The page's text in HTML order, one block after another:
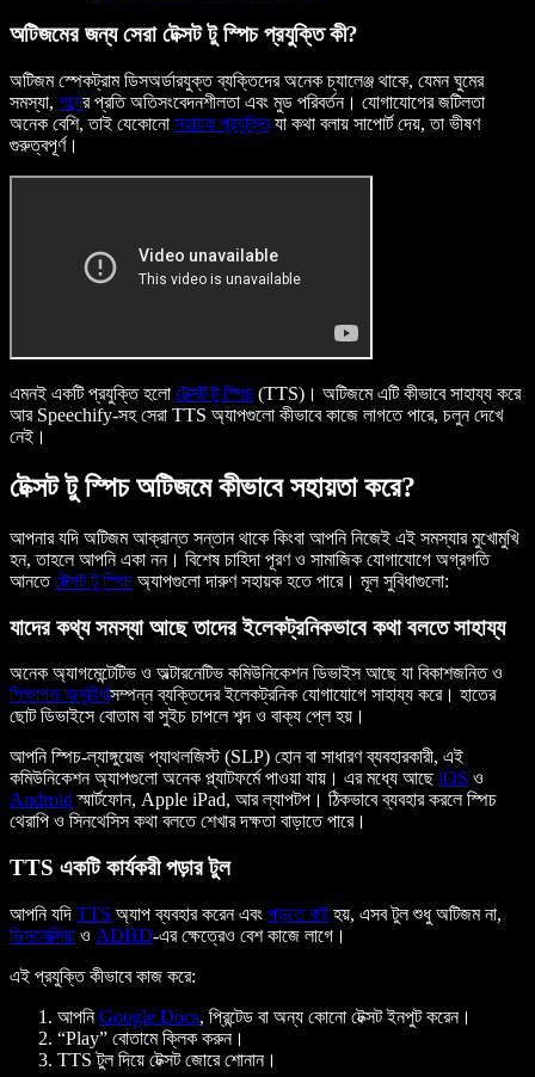
অটিজমের জন্য সেরা টেক্সট টু স্পিচ প্রযুক্তি কী?
অটিজম স্পেকট্রাম ডিসঅর্ডারযুক্ত ব্যক্তিদের অনেক চ্যালেঞ্জ থাকে, যেমন ঘুমের
সমস্যা, শব্দের প্রতি অতিসংবেদনশীলতা এবং মুড পরিবর্তন। যোগাযোগের জটিলতা
অনেক বেশি, তাই যেকোনো সহায়ক প্রযুক্তিযা কথা বলায় সাপোর্ট দেয়, তা ভীষণ
গুরুত্বপূর্ণ।
এমনই একটি প্রযুক্তি হলো টেক্সট টু স্পিচ (TTS)। অটিজমে এটি কীভাবে সাহায্য করে
আর Speechify-সহ সেরা TTS অ্যাপগুলো কীভাবে কাজে লাগতে পারে, চলুন দেখে
নেই।
টেক্সট টু স্পিচ অটিজমে কীভাবে সহায়তা করে?
আপনার যদি অটিজম আক্রান্ত সন্তান থাকে কিংবা আপনি নিজেই এই সমস্যার মুখোমুখি
হন, তাহলে আপনি একা নন। বিশেষ চাহিদা পূরণ ও সামাজিক যোগাযোগে অগ্রগতি
আনতেটেক্সট টু স্পিচ অ্যাপগুলো দারুণ সহায়ক হতে পারে। মূল সুবিধাগুলো:
যাদের কথ্য সমস্যা আছে তাদের ইলেকট্রনিকভাবে কথা বলতে সাহায্য
অনেক অ্যাগমেন্টেটিভ ও অল্টারনেটিভ কমিউনিকেশন ডিভাইস আছে যা বিকাশজনিত ও
শিক্ষাগত অসুবিধাসম্পন্ন ব্যক্তিদের ইলেকট্রনিক যোগাযোগে সাহায্য করে। হাতের
ছোট ডিভাইসে বোতাম বা সুইচ চাপলে শব্দ ও বাক্য প্লে হয়।
আপনি স্পিচ-ল্যাঙ্গুয়েজ প্যাথলজিস্ট (SLP) হোন বা সাধারণ ব্যবহারকারী, এই
কমিউনিকেশন অ্যাপগুলো অনেক প্ল্যাটফর্মে পাওয়া যায়। এর মধ্যে আছেiOS ও
Android স্মার্টফোন, Apple iPad, আর ল্যাপটপ। ঠিকভাবে ব্যবহার করলে স্পিচ
থেরাপি ও সিনথেসিস কথা বলতে শেখার দক্ষতা বাড়াতে পারে।
TTS একটি কার্যকরী পড়ার টুল
আপনি যদি TTS অ্যাপ ব্যবহার করেন এবং পড়তে কষ্টহয়, এসব টুল শুধু অটিজম না,
ডিসলেক্সিয়া ও ADHD-এর ক্ষেত্রেও বেশ কাজে লাগে।
এই প্রযুক্তি কীভাবে কাজ করে:
আপনিGoogle Docs, প্রিন্টেড বা অন্য কোনো টেক্সট ইনপুট করেন।
“Play” বোতামে ক্লিক করুন।
TTS টুল দিয়ে টেক্সট জোরে শোনান।